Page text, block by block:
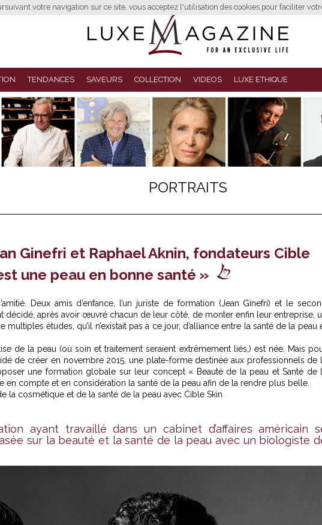
votre navigation sur ce site, vous acceptez l'utilisation des cookies pour faciliter
TENDANCES SAVEURS COLLECTION VIDEOS LUXE ETHIQUE
PORTRAITS
Ginefri et Raphael Aknin, fondateurs Cible
une peau en bonne santé »
Deux amis d’enfance, l’un juriste de formation (Jean Ginefri) et le
décidé, après avoir œuvré chacun de leur côté, de monter enfin leur entreprise,
multiples études, qu’il n’existait pas à ce jour, d’alliance entre la santé de la peau
de la peau (où soin et traitement seraient extrêmement liés,) est née. Mais
de créer en novembre 2015, une plate-forme destinée aux professionnels de
une formation globale sur leur concept « Beauté de la peau et Santé de
en compte et en considération la santé de la peau afin de la rendre plus belle.
la cosmétique et de la santé de la peau avec Cible Skin
ayant travaillé dans un cabinet d’affaires américain
sur la beauté et la santé de la peau avec un biologiste